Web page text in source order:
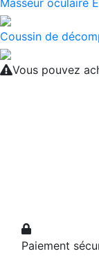
Masseur oculaire
Coussin de
Vous pouvez
Paiement